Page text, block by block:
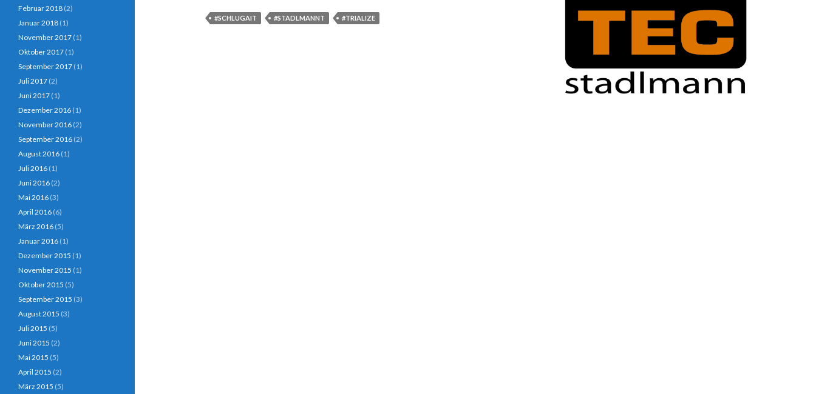
#SCHLUGAIT #STADLMANNT #TRIALIZE
Februar 2018 (2)
Januar 2018 (1)
November 2017 (1)
Oktober 2017 (1)
September 2017 (1)
Juli 2017 (2)
Juni 2017 (1)
Dezember 2016 (1)
November 2016 (2)
September 2016 (2)
August 2016 (1)
Juli 2016 (1)
Juni 2016 (2)
Mai 2016 (3)
April 2016 (6)
März 2016 (5)
Januar 2016 (1)
Dezember 2015 (1)
November 2015 (1)
Oktober 2015 (5)
September 2015 (3)
August 2015 (3)
Juli 2015 (5)
Juni 2015 (2)
Mai 2015 (5)
April 2015 (2)
März 2015 (5)